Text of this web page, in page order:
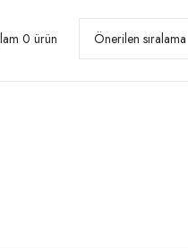
0 ürün